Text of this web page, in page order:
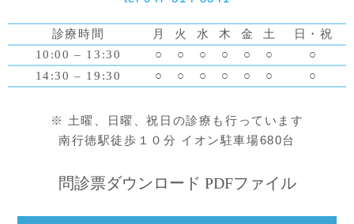
診療時間 月 火 水 木 金 土
日・祝
10:00 – 13:30
○ ○ ○ ○ ○ ○
○
14:30 – 19:30
○ ○ ○ ○ ○ ○ ○
※ 土曜、日曜、祝日の診療も行っています
南行徳駅徒歩１０分 イオン駐車場680台
問診票ダウンロード PDFファイル